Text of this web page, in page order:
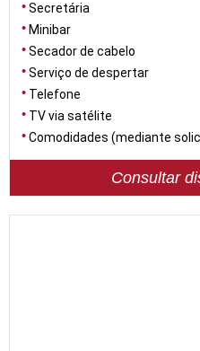
Secretária
Minibar
Secador de cabelo
Serviço de despertar
Telefone
TV via satélite
Comodidades (mediante
Consultar